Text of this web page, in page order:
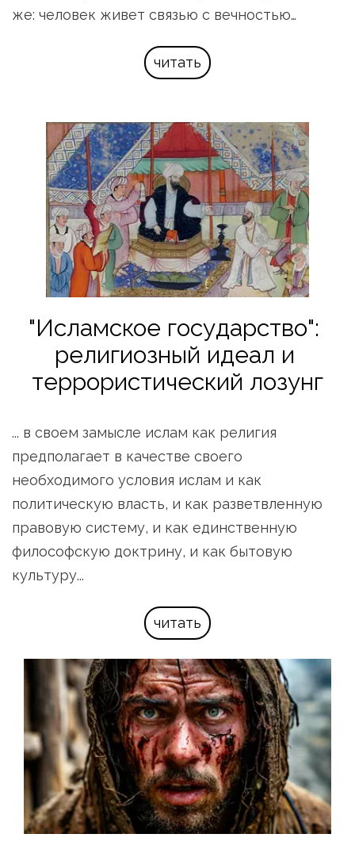
же: человек живет связью с вечностью…
читать
"Исламское государство":
религиозный идеал и
террористический лозунг
... в своем замысле ислам как религия
предполагает в качестве своего
необходимого условия ислам и как
политическую власть, и как разветвленную
правовую систему, и как единственную
философскую доктрину, и как бытовую
культуру...
читать